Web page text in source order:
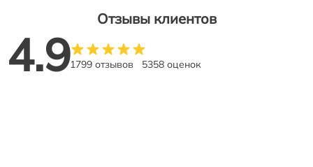
Отзывы клиентов
4.91799 отзывов 5358 оценок